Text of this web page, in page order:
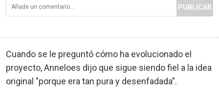
PUBLICAR
Cuando se le preguntó cómo ha evolucionado el
proyecto, Anneloes dijo que sigue siendo fiel a la idea
original "porque era tan pura y desenfadada".